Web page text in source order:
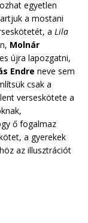
egyetlen
a mostani
a Lila
Molnár
újra lapozgatni,
Endre neve sem
csak a
verseskötete a
ő fogalmaz
a gyerekek
az illusztrációt